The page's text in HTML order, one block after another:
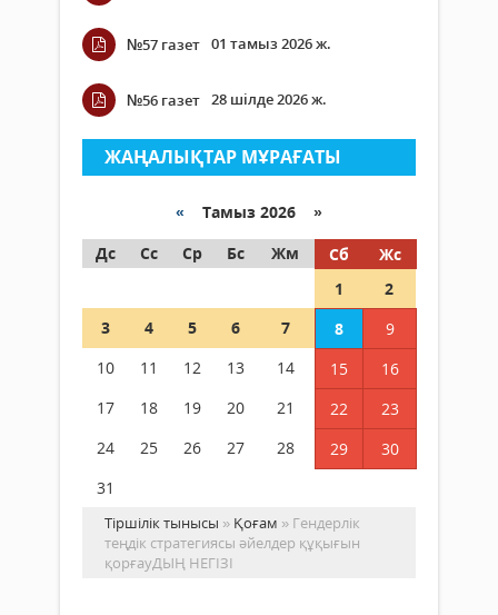
№57 газет 01 тамыз 2026 ж.
№56 газет 28 шілде 2026 ж.
ЖАҢАЛЫҚТАР МҰРАҒАТЫ
« Тамыз 2026 »
Дс
Сс Ср Бс Жм Сб
Жс
1
2
3
4 5 6 7 8
9
10
11 12 13 14 15
16
17
18 19 20 21 22
23
24
25 26 27 28 29
30
31
Тіршілік тынысы » Қоғам » Гендерлік
теңдік стратегиясы әйелдер құқығын
қорғауДЫҢ НЕГІЗІ